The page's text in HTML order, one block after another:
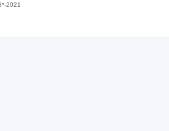
2021